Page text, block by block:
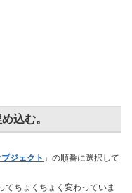
込む。
ジェクト 」の順番に選択して
ちょくちょく変わっていま